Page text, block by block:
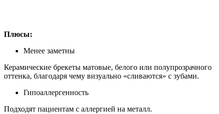
Плюсы:
Менее заметны
Керамические брекеты матовые, белого или полупрозрачного
оттенка, благодаря чему визуально «сливаются» с зубами.
Гипоаллергенность
Подходят пациентам с аллергией на металл.